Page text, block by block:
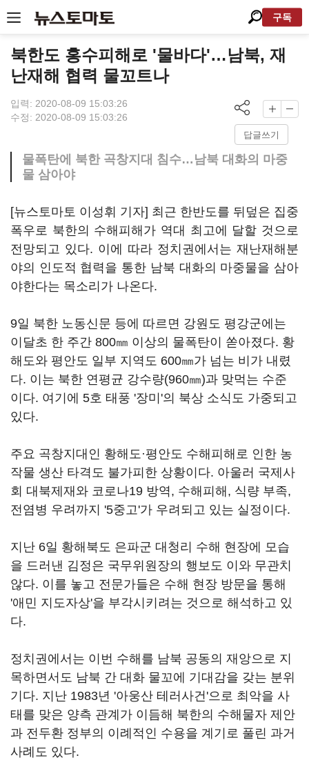
구독
북한도 홍수피해로 '물바다'…남북, 재
난재해 협력 물꼬트나
입력: 2020-08-09 15:03:26
수정: 2020-08-09 15:03:26
답글쓰기
물폭탄에 북한 곡창지대 침수…남북 대화의 마중
물 삼아야
[뉴스토마토 이성휘 기자] 최근 한반도를 뒤덮은 집중
폭우로 북한의 수해피해가 역대 최고에 달할 것으로
전망되고 있다. 이에 따라 정치권에서는 재난재해분
야의 인도적 협력을 통한 남북 대화의 마중물을 삼아
야한다는 목소리가 나온다.
9일 북한 노동신문 등에 따르면 강원도 평강군에는
이달초 한 주간 800㎜ 이상의 물폭탄이 쏟아졌다. 황
해도와 평안도 일부 지역도 600㎜가 넘는 비가 내렸
다. 이는 북한 연평균 강수량(960㎜)과 맞먹는 수준
이다. 여기에 5호 태풍 '장미'의 북상 소식도 가중되고
있다.
주요 곡창지대인 황해도·평안도 수해피해로 인한 농
작물 생산 타격도 불가피한 상황이다. 아울러 국제사
회 대북제재와 코로나19 방역, 수해피해, 식량 부족,
전염병 우려까지 '5중고'가 우려되고 있는 실정이다.
지난 6일 황해북도 은파군 대청리 수해 현장에 모습
을 드러낸 김정은 국무위원장의 행보도 이와 무관치
않다. 이를 놓고 전문가들은 수해 현장 방문을 통해
'애민 지도자상'을 부각시키려는 것으로 해석하고 있
다.
정치권에서는 이번 수해를 남북 공동의 재앙으로 지
목하면서도 남북 간 대화 물꼬에 기대감을 갖는 분위
기다. 지난 1983년 '아웅산 테러사건'으로 최악을 사
태를 맞은 양측 관계가 이듬해 북한의 수해물자 제안
과 전두환 정부의 이례적인 수용을 계기로 풀린 과거
사례도 있다.